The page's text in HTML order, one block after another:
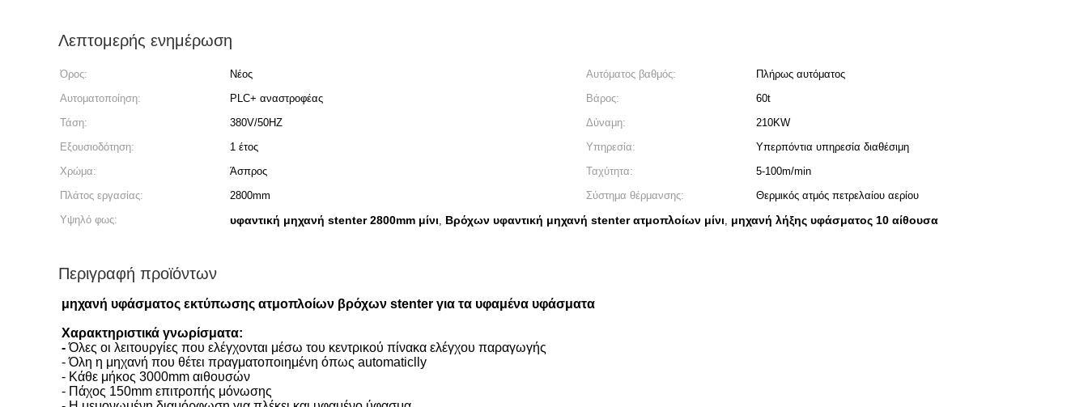
Λεπτομερής ενημέρωση
Όρος: Νέος Αυτόματος βαθμός:
Πλήρως αυτόματος
Αυτοματοποίηση:
PLC+ αναστροφέας Βάρος:
60t
Τάση:
380V/50HZ Δύναμη:
210KW
Εξουσιοδότηση:
1 έτος Υπηρεσία:
Υπερπόντια υπηρεσία διαθέσιμη
Χρώμα:
Άσπρος Ταχύτητα:
5-100m/min
Πλάτος εργασίας:
2800mm Σύστημα θέρμανσης:
Θερμικός ατμός πετρελαίου αερίου
Υψηλό φως:
υφαντική μηχανή stenter 2800mm μίνι, Βρόχων υφαντική μηχανή stenter ατμοπλοίων μίνι, μηχανή λήξης υφάσματος 10 αίθουσα
Περιγραφή προϊόντων
μηχανή υφάσματος εκτύπωσης ατμοπλοίων βρόχων stenter για τα υφαμένα υφάσματα
Χαρακτηριστικά γνωρίσματα:
-Όλες οι λειτουργίες που ελέγχονται μέσω του κεντρικού πίνακα ελέγχου παραγωγής
- Όλη η μηχανή που θέτει πραγματοποιημένη όπως automaticlly
- Κάθε μήκος 3000mm αιθουσών
- Πάχος 150mm επιτροπής μόνωσης